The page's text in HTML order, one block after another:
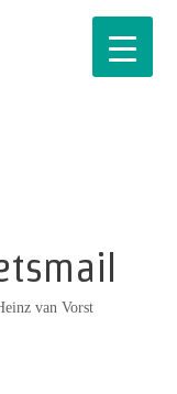
van Vorst